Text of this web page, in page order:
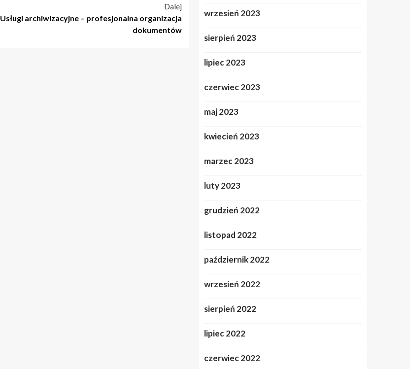
Dalej
Usługi archiwizacyjne – profesjonalna organizacja
dokumentów
wrzesień 2023
sierpień 2023
lipiec 2023
czerwiec 2023
maj 2023
kwiecień 2023
marzec 2023
luty 2023
grudzień 2022
listopad 2022
październik 2022
wrzesień 2022
sierpień 2022
lipiec 2022
czerwiec 2022